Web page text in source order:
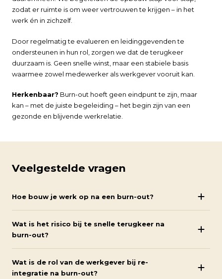
zodat er ruimte is om weer vertrouwen te krijgen – in het
werk én in zichzelf.
Door regelmatig te evalueren en leidinggevenden te
ondersteunen in hun rol, zorgen we dat de terugkeer
duurzaam is. Geen snelle winst, maar een stabiele basis
waarmee zowel medewerker als werkgever vooruit kan.
Herkenbaar? Burn-out hoeft geen eindpunt te zijn, maar
kan – met de juiste begeleiding – het begin zijn van een
gezonde en blijvende werkrelatie.
Veelgestelde vragen
Hoe bouw je werk op na een burn-out?
Wat is het risico bij te snelle terugkeer na
burn-out?
Wat is de rol van de werkgever bij re-
integratie na burn-out?